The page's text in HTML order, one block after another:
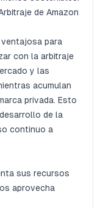
de Amazon
ventajosa para
con la arbitraje
y las
acumulan
privada. Esto
de la
continuo a
sus recursos
aprovecha